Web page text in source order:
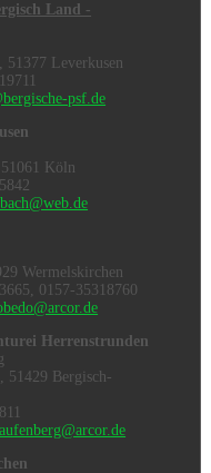
Land -
51377 Leverkusen
psf.de
Köln
Wermelskirchen
0157-35318760
Herrenstrunden
51429 Bergisch-